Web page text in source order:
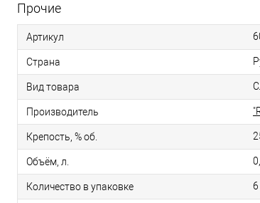
Прочие
Артикул
Страна
Вид товара
Производитель
Крепость, % об.
Объём, л.
Количество в упаковке 6